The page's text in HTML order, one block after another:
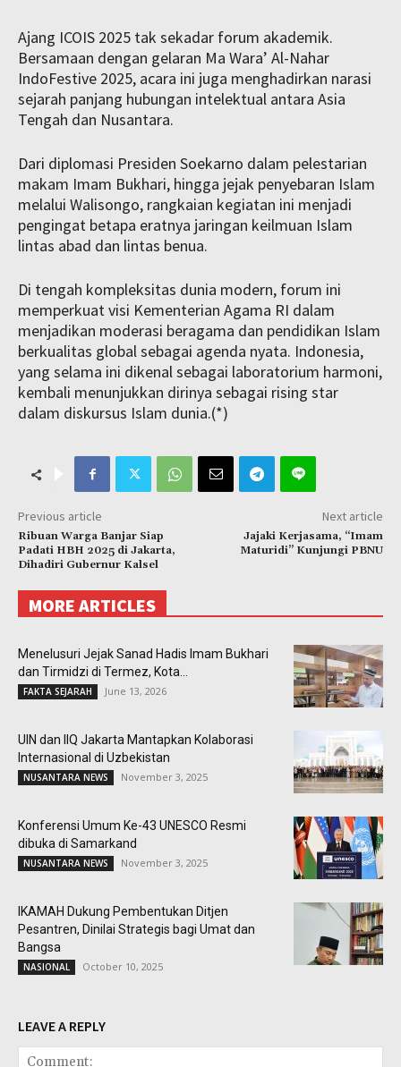
Ajang ICOIS 2025 tak sekadar forum akademik.
Bersamaan dengan gelaran Ma Wara’ Al-Nahar
IndoFestive 2025, acara ini juga menghadirkan narasi
sejarah panjang hubungan intelektual antara Asia
Tengah dan Nusantara.
Dari diplomasi Presiden Soekarno dalam pelestarian
makam Imam Bukhari, hingga jejak penyebaran Islam
melalui Walisongo, rangkaian kegiatan ini menjadi
pengingat betapa eratnya jaringan keilmuan Islam
lintas abad dan lintas benua.
Di tengah kompleksitas dunia modern, forum ini
memperkuat visi Kementerian Agama RI dalam
menjadikan moderasi beragama dan pendidikan Islam
berkualitas global sebagai agenda nyata. Indonesia,
yang selama ini dikenal sebagai laboratorium harmoni,
kembali menunjukkan dirinya sebagai rising star
dalam diskursus Islam dunia.(*)
Previous article
Ribuan Warga Banjar Siap
Padati HBH 2025 di Jakarta,
Dihadiri Gubernur Kalsel
Next article
Jajaki Kerjasama, “Imam
Maturidi” Kunjungi PBNU
MORE ARTICLES
Menelusuri Jejak Sanad Hadis Imam Bukhari
dan Tirmidzi di Termez, Kota...
FAKTA SEJARAH June 13, 2026
UIN dan IIQ Jakarta Mantapkan Kolaborasi
Internasional di Uzbekistan
NUSANTARA NEWS November 3, 2025
Konferensi Umum Ke-43 UNESCO Resmi
dibuka di Samarkand
NUSANTARA NEWS November 3, 2025
IKAMAH Dukung Pembentukan Ditjen
Pesantren, Dinilai Strategis bagi Umat dan
Bangsa
NASIONAL October 10, 2025
LEAVE A REPLY